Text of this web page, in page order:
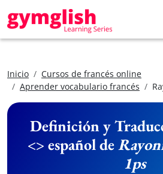
Inicio
Cursos de francés online
Aprender vocabulario francés
Definición y
<> español de
1ps